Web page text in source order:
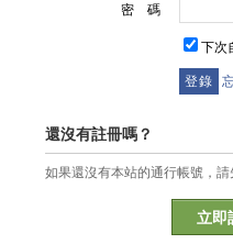
密 碼
下次
還沒有註冊嗎？
如果還沒有本站的通行帳號，請
立即